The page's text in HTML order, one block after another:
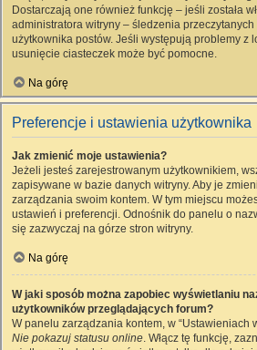
Dostarczają one również funkcję – jeśli została
administratora witryny – śledzenia
użytkownika postów. Jeśli występują problemy z
usunięcie ciasteczek może być pomocne.
Na górę
Preferencje i ustawienia użytkownika
Jak zmienić moje ustawienia?
Jeżeli jesteś zarejestrowanym użytkownikiem,
zapisywane w bazie danych witryny. Aby je
zarządzania swoim kontem. W tym miejscu
ustawień i preferencji. Odnośnik do panelu o
się zazwyczaj na górze stron witryny.
Na górę
W jaki sposób można zapobiec wyświetlaniu
użytkowników przeglądających forum?
W panelu zarządzania kontem, w “Ustawieniach
Nie pokazuj statusu online. Włącz tę funkcję,